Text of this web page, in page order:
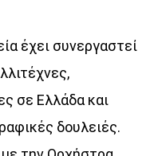
έχει συνεργαστεί
σε Ελλάδα και
δουλειές.